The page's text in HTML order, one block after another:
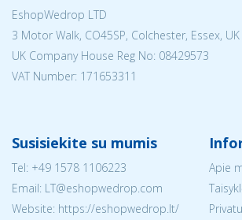
EshopWedrop LTD
3 Motor Walk, CO45SP, Colchester, Essex, UK
UK Company House Reg No: 08429573
VAT Number: 171653311
Susisiekite su mumis
Tel: +49 1578 1106223
Email: LT@eshopwedrop.com
Website: https://eshopwedrop.lt/
Apie